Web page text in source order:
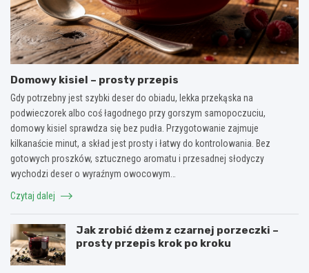
Domowy kisiel – prosty przepis
Gdy potrzebny jest szybki deser do obiadu, lekka przekąska na
podwieczorek albo coś łagodnego przy gorszym samopoczuciu,
domowy kisiel sprawdza się bez pudła. Przygotowanie zajmuje
kilkanaście minut, a skład jest prosty i łatwy do kontrolowania. Bez
gotowych proszków, sztucznego aromatu i przesadnej słodyczy
wychodzi deser o wyraźnym owocowym…
Czytaj dalej
Jak zrobić dżem z czarnej porzeczki –
prosty przepis krok po kroku